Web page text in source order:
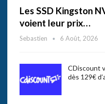
Les SSD Kingston
voient leur prix…
Sebastien 6 Août, 2026
CDiscount
dès 129€